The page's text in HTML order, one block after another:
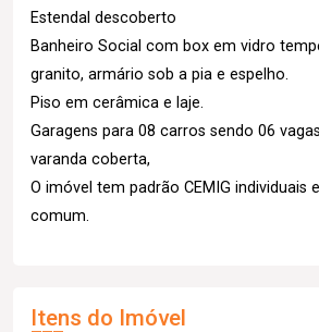
Estendal descoberto
Banheiro Social com box em vidro
granito, armário sob a pia e espelho.
Piso em cerâmica e laje.
Garagens para 08 carros sendo 06
varanda coberta,
O imóvel tem padrão CEMIG individuais
comum.
Itens do Imóvel